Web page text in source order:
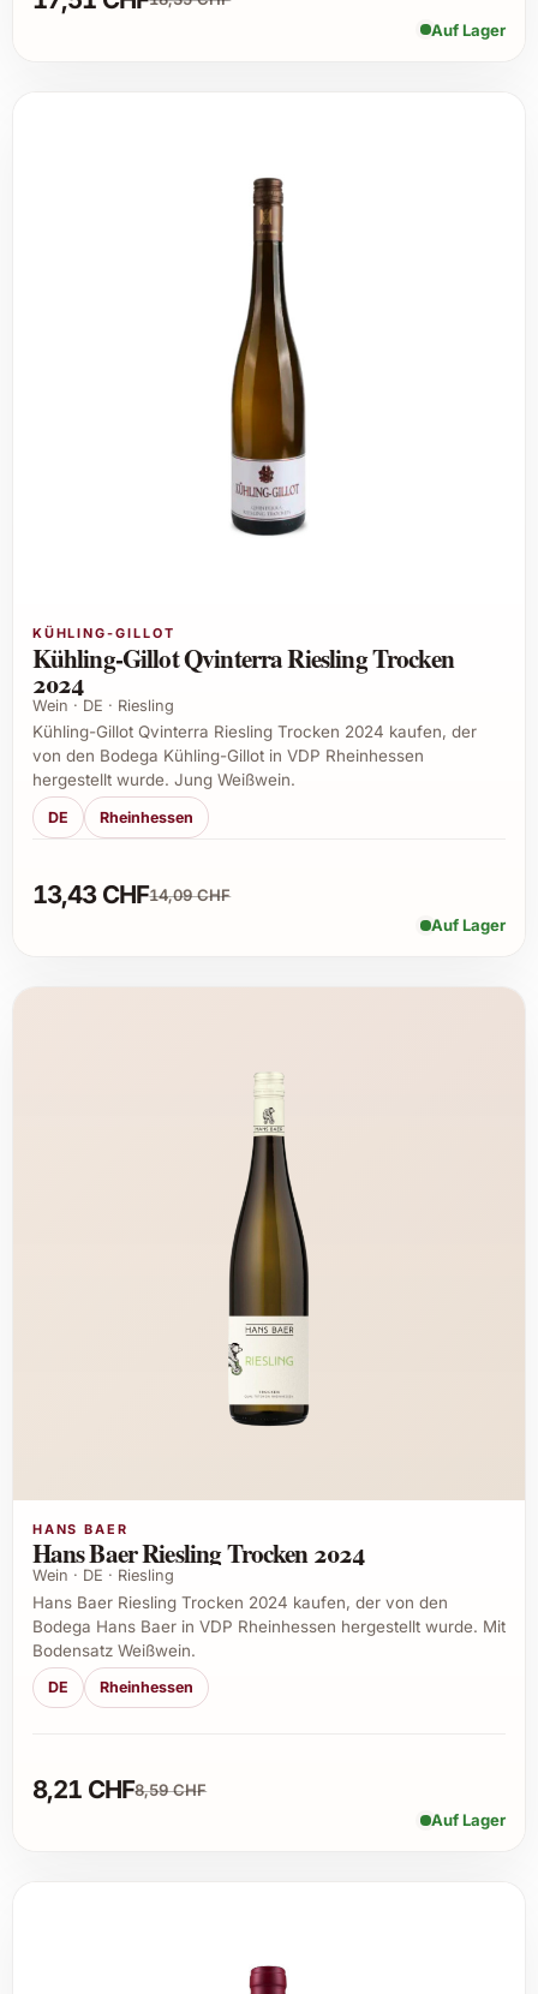
Auf Lager
KÜHLING-GILLOT
Kühling-Gillot Qvinterra Riesling Trocken
2024
Wein · DE · Riesling
Kühling-Gillot Qvinterra Riesling Trocken 2024 kaufen, der
von den Bodega Kühling-Gillot in VDP Rheinhessen
hergestellt wurde. Jung Weißwein.
DE Rheinhessen
13,43 CHF14,09 CHF
Auf Lager
HANS BAER
Hans Baer Riesling Trocken 2024
Wein · DE · Riesling
Hans Baer Riesling Trocken 2024 kaufen, der von den
Bodega Hans Baer in VDP Rheinhessen hergestellt wurde. Mit
Bodensatz Weißwein.
DE Rheinhessen
8,21 CHF8,59 CHF
Auf Lager